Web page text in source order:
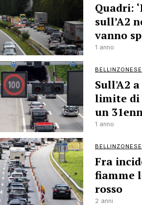
Quadri:
sull’A2
vanno
1 anno
BELLINZONESE
Sull'A2
limite di
un
1 anno
BELLINZONESE
Fra
fiamme
rosso
2 anni